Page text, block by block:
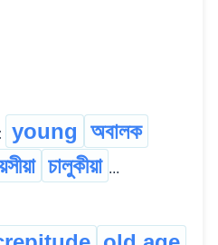
young অবালক
চালুকীয়া ...